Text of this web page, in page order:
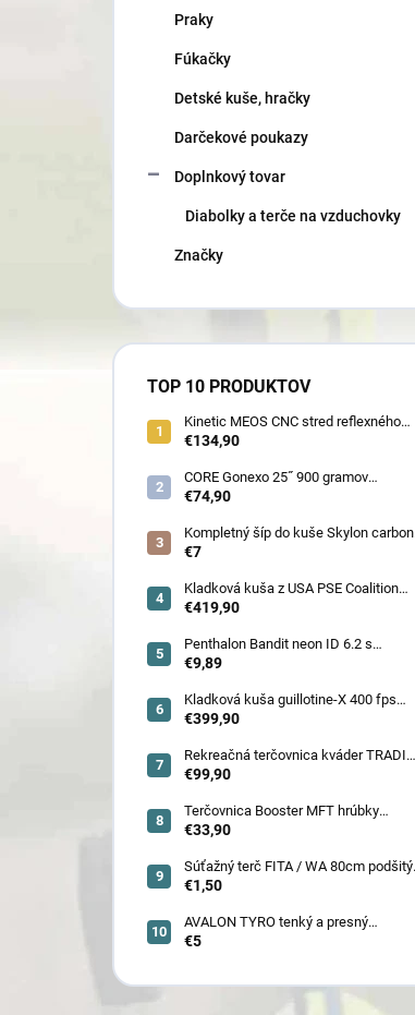
Praky
Fúkačky
Detské kuše, hračky
Darčekové poukazy
Doplnkový tovar
Diabolky a terče na vzduchovky
Značky
TOP 10 PRODUKTOV
Kinetic MEOS CNC stred reflexného
luku 21˝ pre deti 900 gramov
€134,90
CORE Gonexo 25˝ 900 gramov
jednofarebný (ľahký stred pre mužov,
!!
€74,90
Kompletný šíp do kuše Skylon carbon
3K z pevného karbónu v rozmeroch
quill a diablo
€7
Kladková kuša z USA PSE Coalition
frontier 380 fps (80178) - superakcia !
€419,90
Penthalon Bandit neon ID 6.2 s
prírodnými letkami
€9,89
Kladková kuša guillotine-X 400 fps
camo so zabudovaným nášľapom
€399,90
Rekreačná terčovnica kváder TRADI
80x80x22 cm (6132)
€99,90
Terčovnica Booster MFT hrúbky
7cm/11cm/17cm
€33,90
Súťažný terč FITA / WA 80cm podšitý
(6005)
€1,50
AVALON TYRO tenký a presný
€5